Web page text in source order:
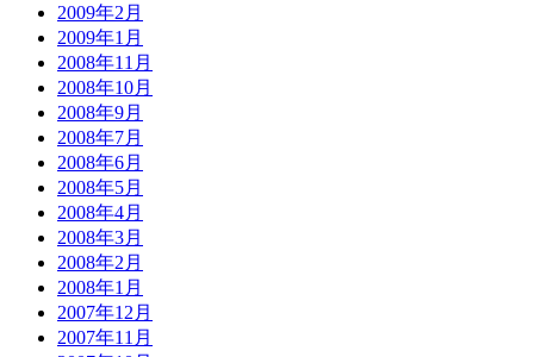
2009年2月
2009年1月
2008年11月
2008年10月
2008年9月
2008年7月
2008年6月
2008年5月
2008年4月
2008年3月
2008年2月
2008年1月
2007年12月
2007年11月